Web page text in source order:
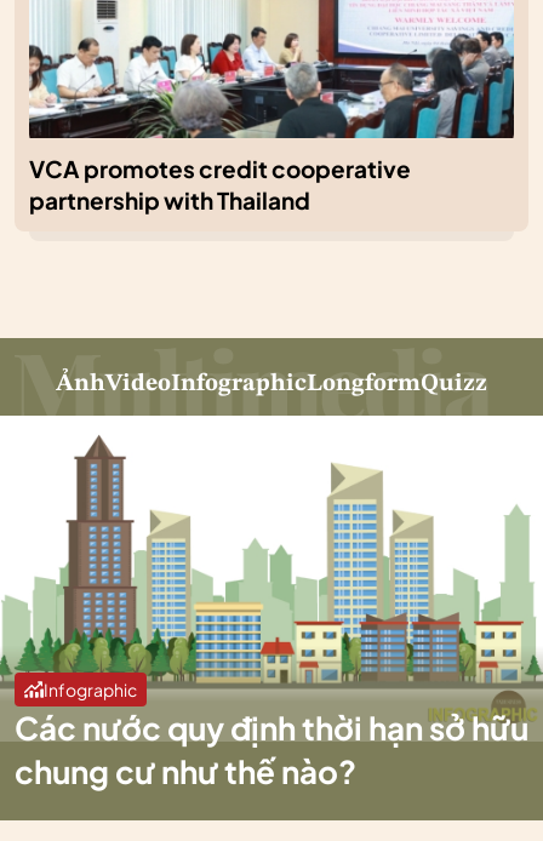
VCA promotes credit cooperative
partnership with Thailand
ẢnhVideoInfographicLongformQuizz
Infographic
Các nước quy định thời hạn sở hữu
chung cư như thế nào?